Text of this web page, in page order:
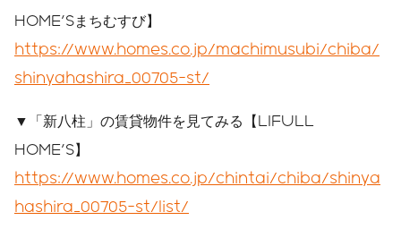
HOME'Sまちむすび】
https://www.homes.co.jp/machimusubi/chiba/
shinyahashira_00705-st/
▼「新八柱」の賃貸物件を見てみる【LIFULL
HOME'S】
https://www.homes.co.jp/chintai/chiba/shinya
hashira_00705-st/list/